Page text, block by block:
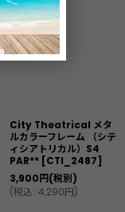
City Theatrical メタ
ルカラーフレーム （シテ
ィシアトリカル）S4
PAR** [CTI_2487]
3,900円(税別)
(税込: 4,290円)